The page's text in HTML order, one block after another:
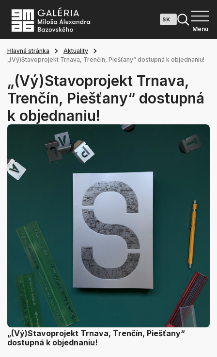
Menu
Hlavná stránka
Aktuality
„(Vý)Stavoprojekt Trnava, Trenčín, Piešťany“ dostupná k objednaniu!
„(Vý)Stavoprojekt Trnava,
Trenčín, Piešťany“ dostupná
k objednaniu!
„(Vý)Stavoprojekt Trnava, Trenčín, Piešťany“
dostupná k objednaniu!